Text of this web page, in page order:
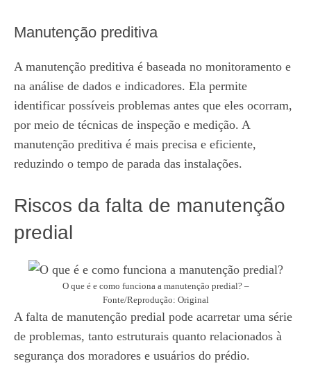
Manutenção preditiva
A manutenção preditiva é baseada no monitoramento e
na análise de dados e indicadores. Ela permite
identificar possíveis problemas antes que eles ocorram,
por meio de técnicas de inspeção e medição. A
manutenção preditiva é mais precisa e eficiente,
reduzindo o tempo de parada das instalações.
Riscos da falta de manutenção
predial
O que é e como funciona a manutenção predial? –
Fonte/Reprodução: Original
A falta de manutenção predial pode acarretar uma série
de problemas, tanto estruturais quanto relacionados à
segurança dos moradores e usuários do prédio.